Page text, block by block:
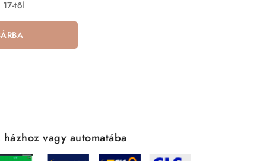
től
házhoz vagy automatába